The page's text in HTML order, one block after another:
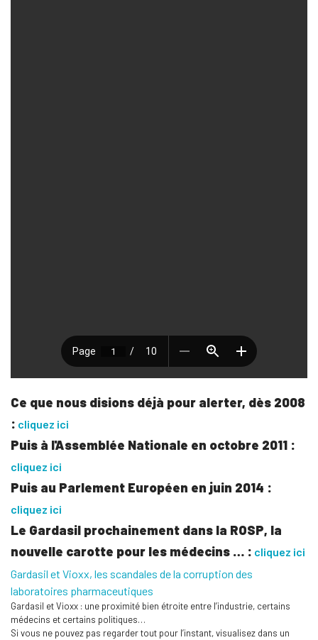
Ce que nous disions déjà pour alerter, dès 2008
: cliquez ici
Puis à l'Assemblée Nationale en octobre 2011 :
cliquez ici
Puis au Parlement Européen en juin 2014 :
cliquez ici
Le Gardasil prochainement dans la ROSP, la
nouvelle carotte pour les médecins … : cliquez ici
Gardasil et Vioxx, les scandales de la corruption des
laboratoires pharmaceutiques
Gardasil et Vioxx : une proximité bien étroite entre l’industrie, certains
médecins et certains politiques…
Si vous ne pouvez pas regarder tout pour l’instant, visualisez dans un